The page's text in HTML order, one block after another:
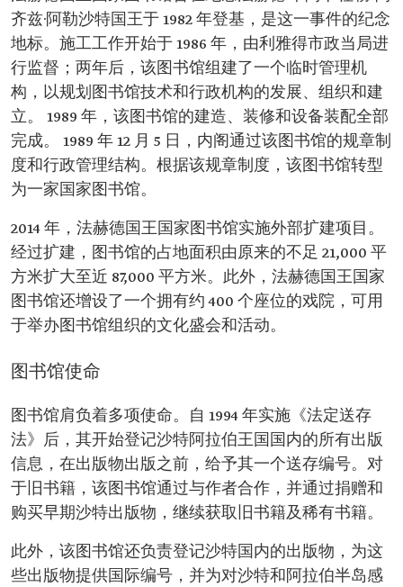
齐兹·阿勒沙特国王于 1982 年登基，是这一事件的纪念
地标。施工工作开始于 1986 年，由利雅得市政当局进
行监督；两年后，该图书馆组建了一个临时管理机
构，以规划图书馆技术和行政机构的发展、组织和建
立。 1989 年，该图书馆的建造、装修和设备装配全部
完成。 1989 年 12 月 5 日，内阁通过该图书馆的规章制
度和行政管理结构。根据该规章制度，该图书馆转型
为一家国家图书馆。
2014 年，法赫德国王国家图书馆实施外部扩建项目。
经过扩建，图书馆的占地面积由原来的不足 21,000 平
方米扩大至近 87,000 平方米。此外，法赫德国王国家
图书馆还增设了一个拥有约 400 个座位的戏院，可用
于举办图书馆组织的文化盛会和活动。
图书馆使命
图书馆肩负着多项使命。自 1994 年实施《法定送存
法》后，其开始登记沙特阿拉伯王国国内的所有出版
信息，在出版物出版之前，给予其一个送存编号。对
于旧书籍，该图书馆通过与作者合作，并通过捐赠和
购买早期沙特出版物，继续获取旧书籍及稀有书籍。
此外，该图书馆还负责登记沙特国内的出版物，为这
些出版物提供国际编号，并为对沙特和阿拉伯半岛感